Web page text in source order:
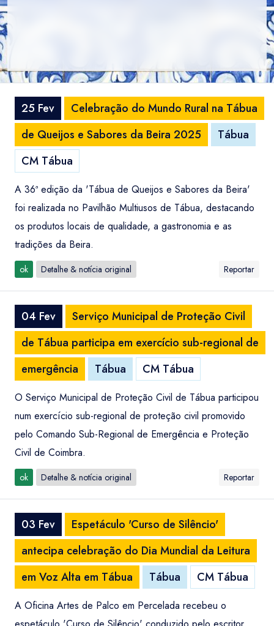
25 Fev
Celebração do Mundo Rural na Tábua
de Queijos e Sabores da Beira 2025
Tábua
CM Tábua
A 36ª edição da 'Tábua de Queijos e Sabores da Beira'
foi realizada no Pavilhão Multiusos de Tábua, destacando
os produtos locais de qualidade, a gastronomia e as
tradições da Beira.
ok Detalhe & notícia original Reportar
04 Fev
Serviço Municipal de Proteção Civil
de Tábua participa em exercício sub-regional de
emergência
Tábua CM Tábua
O Serviço Municipal de Proteção Civil de Tábua participou
num exercício sub-regional de proteção civil promovido
pelo Comando Sub-Regional de Emergência e Proteção
Civil de Coimbra.
ok Detalhe & notícia original Reportar
03 Fev
Espetáculo 'Curso de Silêncio'
antecipa celebração do Dia Mundial da Leitura
em Voz Alta em Tábua
Tábua CM Tábua
A Oficina Artes de Palco em Percelada recebeu o